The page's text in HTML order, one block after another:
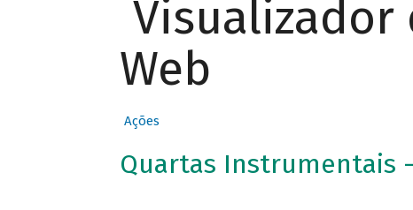
Visualizador
Web
Ações
Quartas Instrumentais